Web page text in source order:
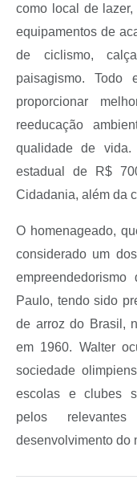
como local de
equipamentos de
de ciclismo,
paisagismo.
proporcionar
reeducação
qualidade de vida.
estadual de R$
Cidadania, além da
O homenageado,
considerado um
Paulo, tendo sido
de arroz do Brasil,
em 1960. Walter
sociedade
escolas e clubes
pelos
desenvolvimento do